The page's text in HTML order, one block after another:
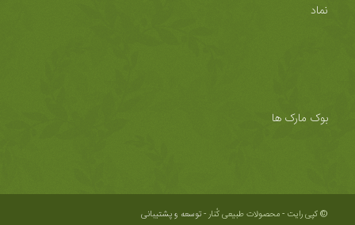
نماد
بوک مارک ها
© کپی رایت - محصولات طبیعی کُنار -توسعه و پشتیبانی